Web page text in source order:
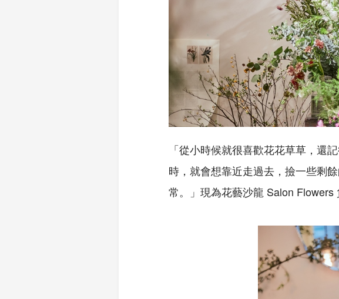
「從小時候就很喜歡花花草草，還
時，就會想靠近走過去，撿一些剩
常。」現為花藝沙龍 Salon Flowers